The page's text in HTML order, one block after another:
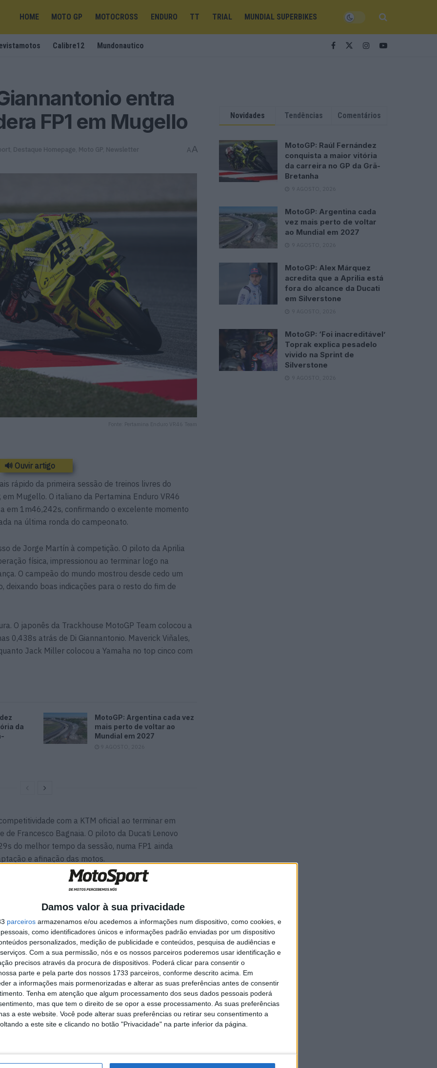
Damos valor à sua privacidade
parceiros armazenamos e/ou acedemos a informações num dispositivo, como cookies, e
como identificadores únicos e informações padrão enviadas por um dispositivo
personalizados, medição de publicidade e conteúdos, pesquisa de audiências e
Com a sua permissão, nós e os nossos parceiros poderemos usar identificação e
precisos através da procura de dispositivos. Poderá clicar para consentir o
parte e pela parte dos nossos 1733 parceiros, conforme descrito acima. Em
a informações mais pormenorizadas e alterar as suas preferências antes de consentir
Tenha em atenção que algum processamento dos seus dados pessoais poderá
mas que tem o direito de se opor a esse processamento. As suas preferências
a este website. Você pode alterar suas preferências ou retirar seu consentimento a
a este site e clicando no botão "Privacidade" na parte inferior da página.
HOME MOTO GP MOTOCROSS ENDURO TT TRIAL MUNDIAL SUPERBIKES
Calibre12 Mundonautico
entra
FP1 em Mugello
Destaque Homepage Moto GP Newsletter AA
Fonte: Pertamina Enduro VR46 Team
🔊 Ouvir artigo
rápido da primeira sessão de treinos livres do
Mugello. O italiano da Pertamina Enduro VR46
em 1m46,242s, confirmando o excelente momento
na última ronda do campeonato.
de Jorge Martín à competição. O piloto da Aprilia
física, impressionou ao terminar logo na
O campeão do mundo mostrou desde cedo um
deixando boas indicações para o resto do fim de
O japonês da Trackhouse MotoGP Team colocou a
0,438s atrás de Di Giannantonio. Maverick Viñales,
Jack Miller colocou a Yamaha no top cinco com
da
MotoGP: Argentina cada vez
mais perto de voltar ao
Mundial em 2027
9 AGOSTO, 2026
com a KTM oficial ao terminar em
de Francesco Bagnaia. O piloto da Ducati Lenovo
do melhor tempo da sessão, numa FP1 ainda
e afinação das motos.
o top 10, enquanto Luca Marini foi o melhor
terminou 13.º e Marco Bezzecchi, atual líder do
diante do público italiano.
à ação após lesão e concluiu a sessão na 15.ª
ficou a 1,177s do topo, numa sessão claramente
e readaptar-se fisicamente à moto após a
Moreira voltou a chamar atenções ao colocar a LCR
e Alex Rins. Já Toprak Razgatlioglu terminou
Pramac Yamaha, enquanto Cal Crutchlow fechou
à competição como substituto de Johann Zarco.
Novidades Tendências Comentários
MotoGP: Raúl Fernández
conquista a maior vitória
da carreira no GP da Grã-
Bretanha
9 AGOSTO, 2026
MotoGP: Argentina cada
vez mais perto de voltar
ao Mundial em 2027
9 AGOSTO, 2026
MotoGP: Alex Márquez
acredita que a Aprilia está
fora do alcance da Ducati
em Silverstone
9 AGOSTO, 2026
MotoGP: ‘Foi inacreditável’
Toprak explica pesadelo
vivido na Sprint de
Silverstone
9 AGOSTO, 2026